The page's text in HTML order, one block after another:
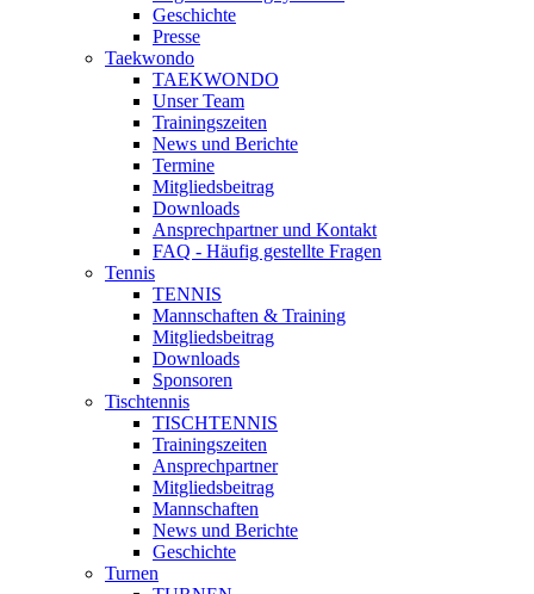
Geschichte
Presse
Taekwondo
TAEKWONDO
Unser Team
Trainingszeiten
News und Berichte
Termine
Mitgliedsbeitrag
Downloads
Ansprechpartner und Kontakt
FAQ - Häufig gestellte Fragen
Tennis
TENNIS
Mannschaften & Training
Mitgliedsbeitrag
Downloads
Sponsoren
Tischtennis
TISCHTENNIS
Trainingszeiten
Ansprechpartner
Mitgliedsbeitrag
Mannschaften
News und Berichte
Geschichte
Turnen